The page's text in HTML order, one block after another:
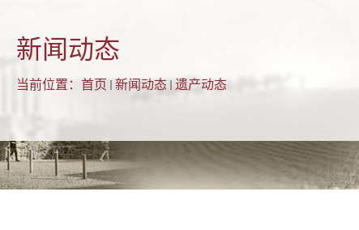
新闻动态
当前位置： 首页 新闻动态 遗产动态